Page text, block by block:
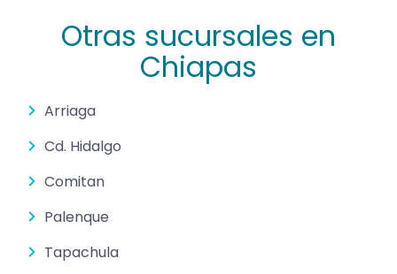
Otras sucursales en
Chiapas
Arriaga
Cd. Hidalgo
Comitan
Palenque
Tapachula